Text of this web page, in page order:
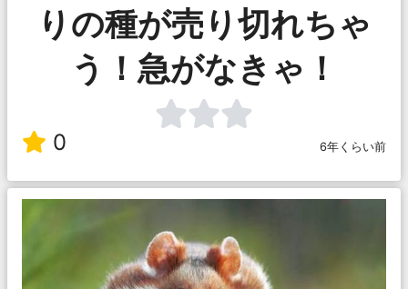
りの種が売り切れちゃ
う！急がなきゃ！
0 6年くらい前